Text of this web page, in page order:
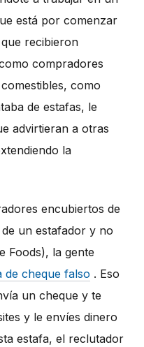
está por comenzar
que recibieron
compradores
como
de estafas, le
advirtieran a otras
la
encubiertos de
un estafador y no
Foods), la gente
de cheque falso . Eso
un cheque y te
y le envíes dinero
estafa, el reclutador